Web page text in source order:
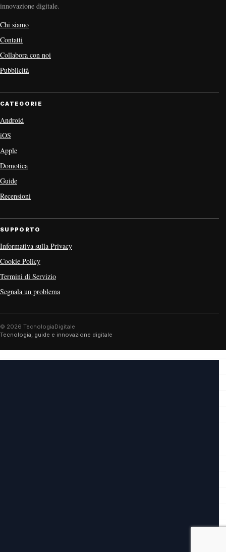
innovazione digitale.
Chi siamo
Contatti
Collabora con noi
Pubblicità
CATEGORIE
Android
iOS
Apple
Domotica
Guide
Recensioni
SUPPORTO
Informativa sulla Privacy
Cookie Policy
Termini di Servizio
Segnala un problema
© 2026 TecnologiaDigitale
Tecnologia, guide e innovazione digitale